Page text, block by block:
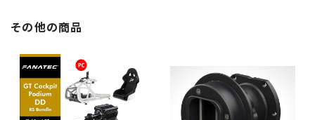
その他の商品